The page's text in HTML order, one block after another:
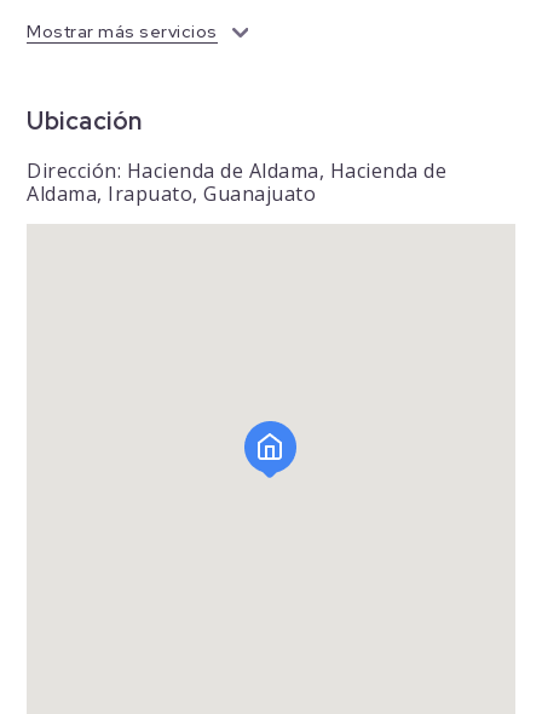
Mostrar más servicios
Ubicación
Dirección: Hacienda de Aldama, Hacienda de
Aldama, Irapuato, Guanajuato